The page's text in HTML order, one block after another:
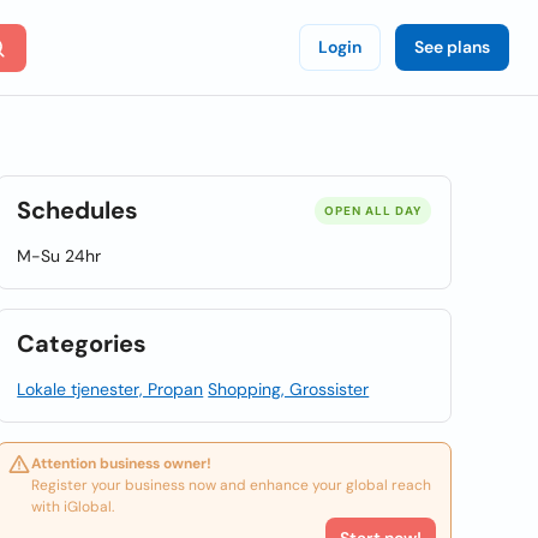
Login See plans
Schedules OPEN ALL DAY
M-Su 24hr
Categories
Lokale tjenester, Propan Shopping, Grossister
Attention business owner!
Register your business now and enhance your global reach
with iGlobal.